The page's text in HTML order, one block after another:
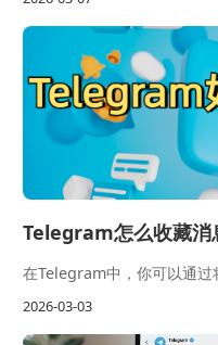
Telegram怎么收藏消
在Telegram中，你可以通过
2026-03-03